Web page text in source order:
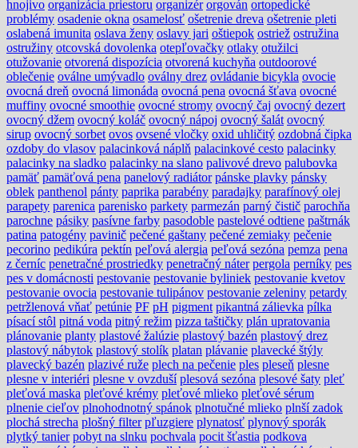
hnojivo organizácia priestoru organizér orgován ortopedické
problémy osadenie okna osamelosť ošetrenie dreva ošetrenie pleti
oslabená imunita oslava ženy oslavy jari oštiepok ostriež ostružina
ostružiny otcovská dovolenka otepľovačky otlaky otužilci
otužovanie otvorená dispozícia otvorená kuchyňa outdoorové
oblečenie oválne umývadlo oválny drez ovládanie bicykla ovocie
ovocná dreň ovocná limonáda ovocná pena ovocná šťava ovocné
muffiny ovocné smoothie ovocné stromy ovocný čaj ovocný dezert
ovocný džem ovocný koláč ovocný nápoj ovocný šalát ovocný
sirup ovocný sorbet ovos ovsené vločky oxid uhličitý ozdobná čipka
ozdoby do vlasov palacinková náplň palacinkové cesto palacinky
palacinky na sladko palacinky na slano palivové drevo palubovka
pamäť pamäťová pena panelový radiátor pánske plavky pánsky
oblek panthenol pánty paprika parabény paradajky parafínový olej
parapety parenica parenisko parkety parmezán parný čistič parochňa
parochne pásiky pasívne farby pasodoble pastelové odtiene paštrnák
patina patogény pavinič pečené gaštany pečené zemiaky pečenie
pecorino pedikúra pektín peľová alergia peľová sezóna pemza pena
z černíc penetračné prostriedky penetračný náter pergola perníky pes
pes v domácnosti pestovanie pestovanie byliniek pestovanie kvetov
pestovanie ovocia pestovanie tulipánov pestovanie zeleniny petardy
petržlenová vňať petúnie PF pH pigment pikantná zálievka pílka
písací stôl pitná voda pitný režim pizza taštičky plán upratovania
plánovanie planty plastové žalúzie plastový bazén plastový drez
plastový nábytok plastový stolík platan plávanie plavecké štýly
plavecký bazén plazivé ruže plech na pečenie ples pleseň plesne
plesne v interiéri plesne v ovzduší plesová sezóna plesové šaty pleť
pleťová maska pleťové krémy pleťové mlieko pleťové sérum
plnenie cieľov plnohodnotný spánok plnotučné mlieko plnší zadok
plochá strecha plošný filter pľuzgiere plynatosť plynový sporák
plytký tanier pobyt na slnku pochvala pocit šťastia podkova